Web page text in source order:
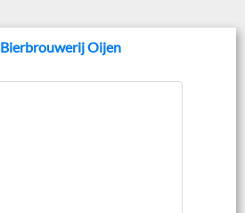
Bierbrouwerij Oijen